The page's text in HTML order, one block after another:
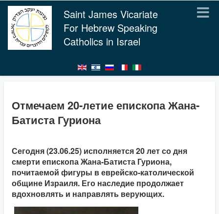
Saint James Vicariate
For Hebrew Speaking
Catholics in Israel
Отмечаем 20-летие епископа Жана-
Батиста Гуриона
Сегодня (23.06.25) исполняется 20 лет со дня
смерти епископа Жана-Батиста Гуриона,
почитаемой фигуры в еврейско-католической
общине Израиля. Его наследие продолжает
вдохновлять и направлять верующих.